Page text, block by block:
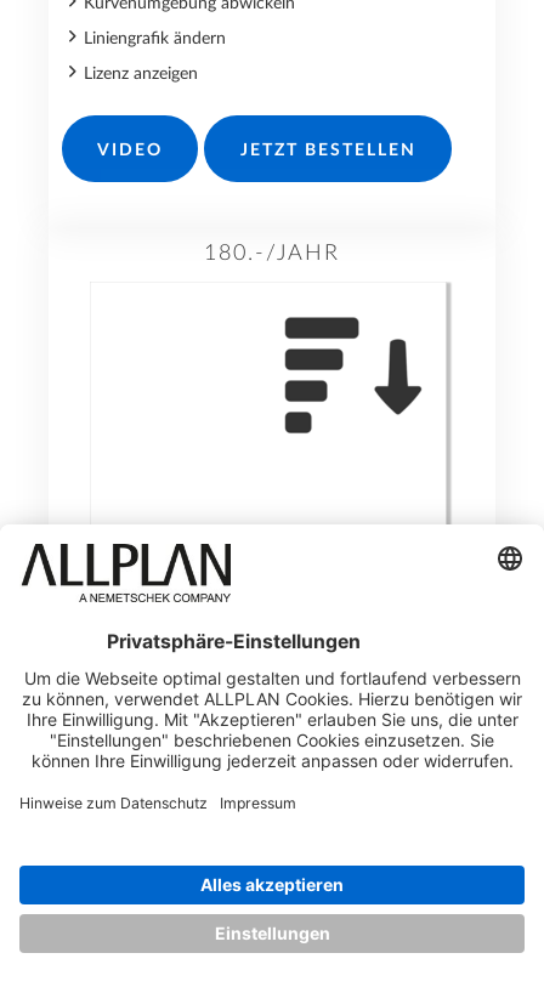
Liniengrafik ändern
Lizenz anzeigen
VIDEO JETZT BESTELLEN
180.-/JAHR
Funktionen im Überblick:
Visualisieren von Attributen im 3D-Modell
Freie Formel als Klassifizierungsregel
werden